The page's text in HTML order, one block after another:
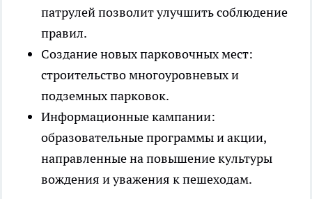
патрулей позволит улучшить соблюдение
правил.
Создание новых парковочных мест:
строительство многоуровневых и
подземных парковок.
Информационные кампании:
образовательные программы и акции,
направленные на повышение культуры
вождения и уважения к пешеходам.